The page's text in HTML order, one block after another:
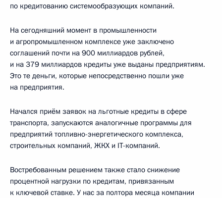
по кредитованию системообразующих компаний.
На сегодняшний момент в промышленности
и агропромышленном комплексе уже заключено
соглашений почти на 900 миллиардов рублей,
и на 379 миллиардов кредиты уже выданы предприятиям.
Это те деньги, которые непосредственно пошли уже
на предприятия.
Начался приём заявок на льготные кредиты в сфере
транспорта, запускаются аналогичные программы для
предприятий топливно-энергетического комплекса,
строительных компаний, ЖКХ и IT-компаний.
Востребованным решением также стало снижение
процентной нагрузки по кредитам, привязанным
к ключевой ставке. У нас за полтора месяца компании